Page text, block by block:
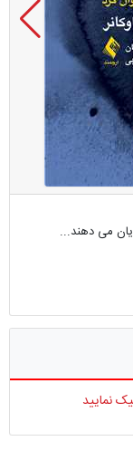
می دهند...
نمایید